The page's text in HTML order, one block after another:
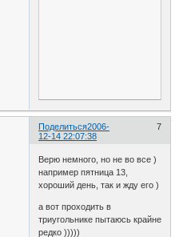
Поделиться 7
2006-
12-14 22:07:38
Верю немного, но не во все )
например пятница 13,
хороший день, так и жду его )
а вот проходить в
триугольнике пытаюсь крайне
редко )))))